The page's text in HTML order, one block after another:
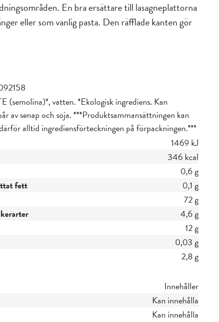
En bra ersättare till lasagneplattorna
eller som vanlig pasta. Den räfflade kanten gör
(semolina)*, vatten. *Ekologisk ingrediens. Kan
av senap och soja. ***Produktsammansättningen kan
alltid ingrediensförteckningen på förpackningen.***
1469 kJ
346 kcal
0,6 g
fett
0,1 g
72 g
4,6 g
12 g
0,03 g
2,8 g
Innehåller
Kan innehålla
Kan innehålla